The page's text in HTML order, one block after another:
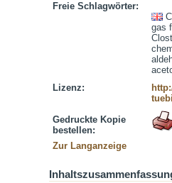
Freie Schlagwörter:
gas
Lizenz:
Gedruckte Kopie
bestellen:
Zur Langanzeige